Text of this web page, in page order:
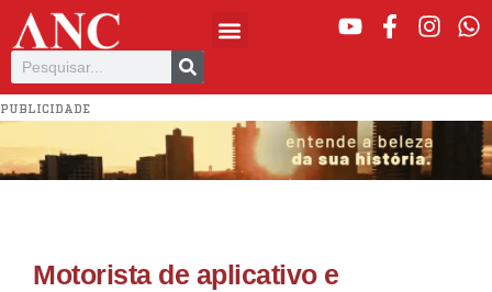
PUBLICIDADE
Motorista de aplicativo e